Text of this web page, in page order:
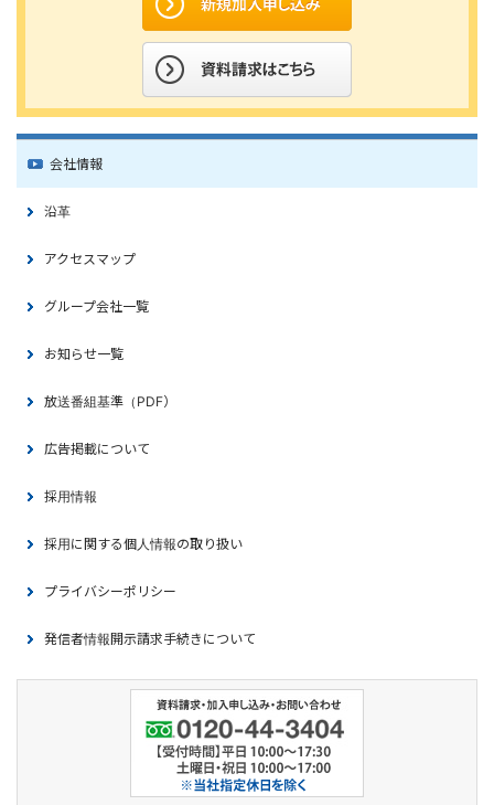
会社情報
沿革
アクセスマップ
グループ会社一覧
お知らせ一覧
放送番組基準（PDF）
広告掲載について
採用情報
採用に関する個人情報の取り扱い
プライバシーポリシー
発信者情報開示請求手続きについて